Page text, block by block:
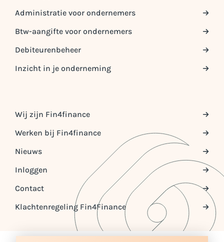
Administratie voor ondernemers
Btw-aangifte voor ondernemers
Debiteurenbeheer
Inzicht in je onderneming
Wij zijn Fin4finance
Werken bij Fin4finance
Nieuws
Inloggen
Contact
Klachtenregeling Fin4Finance